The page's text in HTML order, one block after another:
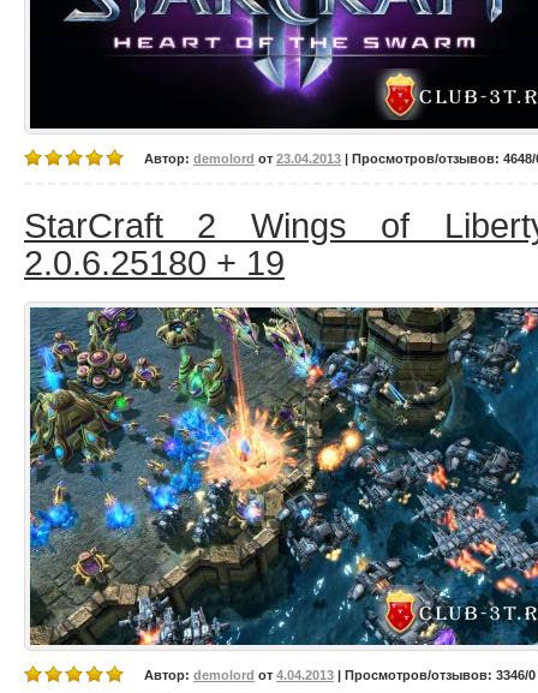
Автор: demolord от 23.04.2013 | Просмотров/отзывов: 4648/
StarCraft 2 Wings of
2.0.6.25180 + 19
Автор: demolord от 4.04.2013 | Просмотров/отзывов: 3346/0